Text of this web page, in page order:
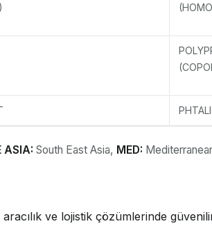
ASIA: South East Asia, MED:
ve lojistik çözümlerinde